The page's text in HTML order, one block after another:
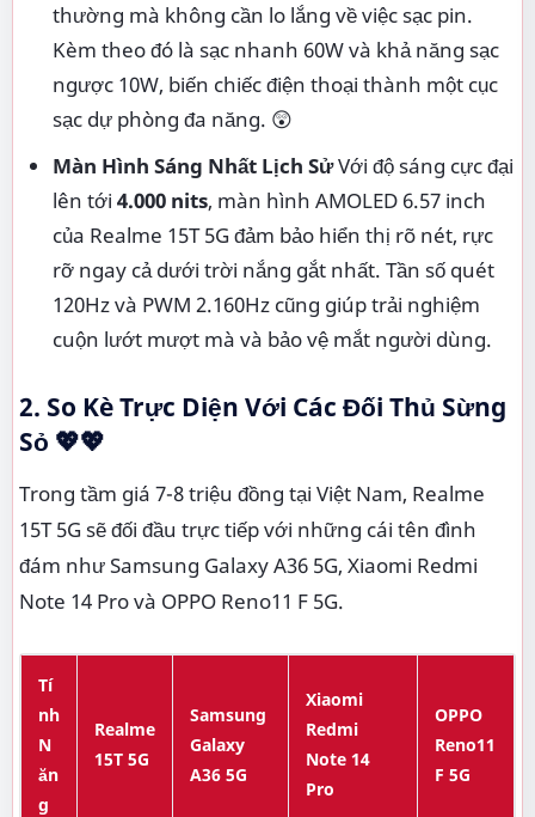
thường mà không cần lo lắng về việc sạc pin.
Kèm theo đó là sạc nhanh 60W và khả năng sạc
ngược 10W, biến chiếc điện thoại thành một cục
sạc dự phòng đa năng. 😲
Màn Hình Sáng Nhất Lịch SửVới độ sáng cực đại
lên tới 4.000 nits, màn hình AMOLED 6.57 inch
của Realme 15T 5G đảm bảo hiển thị rõ nét, rực
rỡ ngay cả dưới trời nắng gắt nhất. Tần số quét
120Hz và PWM 2.160Hz cũng giúp trải nghiệm
cuộn lướt mượt mà và bảo vệ mắt người dùng.
2. So Kè Trực Diện Với Các Đối Thủ Sừng
Sỏ 💖💖
Trong tầm giá 7-8 triệu đồng tại Việt Nam, Realme
15T 5G sẽ đối đầu trực tiếp với những cái tên đình
đám như Samsung Galaxy A36 5G, Xiaomi Redmi
Note 14 Pro và OPPO Reno11 F 5G.
Tí
nh
N
ăn
g
Realme
15T 5G
Samsung
Galaxy
A36 5G
Xiaomi
Redmi
Note 14
Pro
OPPO
Reno11
F 5G